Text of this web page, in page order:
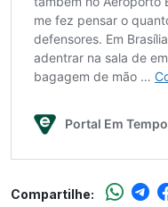
Compartilhe: